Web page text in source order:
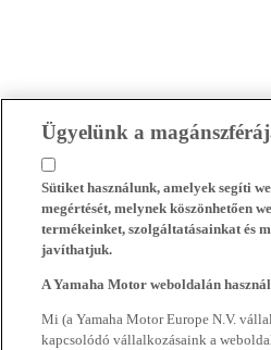
Ügyelünk a
Sütiket használunk, amelyek segíti
megértését, melynek köszönhetően
termékeinket, szolgáltatásainkat és
javíthatjuk.
A Yamaha Motor weboldalán
Mi (a Yamaha Motor Europe N.V.
kapcsolódó vállalkozásaink a